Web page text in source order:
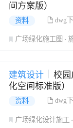
间方案版）
资料 dwg
广场绿化施工图
建筑设计
校园
化空间标准版）
资料 dwg
广场绿化设计施工